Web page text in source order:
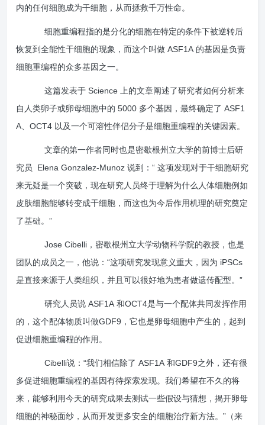
内的任何细胞成为干细胞，从而拯救千万性命。
细胞重编程指的是分化的细胞在特定的条件下被逆转后
恢复到全能性干细胞的现象，而这个叫做 ASF1A 的基因是负责
细胞重编程的众多基因之一。
这篇发表于 Science 上的文章阐述了研究者如何分析来
自人类卵子或卵母细胞中的 5000 多个基因，最终确定了 ASF1
A
OCT4 以及一个可溶性伴侣分子是细胞重编程的关键因素。
文章的第一作者同时也是密歇根州立大学的前博士后研
究员
Elena Gonzalez-Munoz 说到：“ 这项发现对于干细胞研究
来无疑是一个突破，现在研究人员终于理解为什么人体细胞例如
皮肤细胞能够转变成干细胞，而这也为今后作用机理的研究奠定
了基础。”
Jose Cibelli ，密歇根州立大学动物科学院的教授，也是
团队的成员之一，他说： “这项研究发现意义重大，因为 iPSCs
是直接来源于人类组织，并且可以很好地为患者做遗传配型。 ”
研究人员说 ASF1A 和OCT4是与一个配体共同发挥作用
的，这个配体物质叫做GDF9 ，它也是卵母细胞中产生的，起到
促进细胞重编程的作用。
Cibelli说： “我们相信除了 ASF1A 和GDF9之外，还有很
多促进细胞重编程的基因有待探索发现。我们希望在不久的将
来，能够利用今天的研究成果去测试一些假设与猜想，揭开卵母
细胞的神秘面纱，从而开发更多安全的细胞治疗新方法。 ” （来